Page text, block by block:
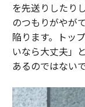
を先送りしたり
のつもりがやが
陥ります。トッ
いなら大丈夫」
あるのではない